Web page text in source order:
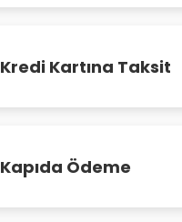
Kredi Kartına Taksit
Kapıda Ödeme